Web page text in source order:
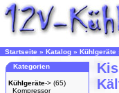
Startseite » Katalog » Kühlgeräte
Kategorien
Kühlgeräte-> (65)
Kompressor